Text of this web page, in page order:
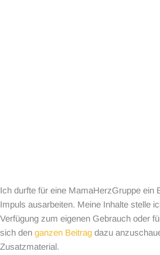
Ich durfte für eine MamaHerzGruppe ein
Impuls ausarbeiten. Meine Inhalte stelle
Verfügung zum eigenen Gebrauch oder
sich den ganzen Beitrag dazu
Zusatzmaterial.